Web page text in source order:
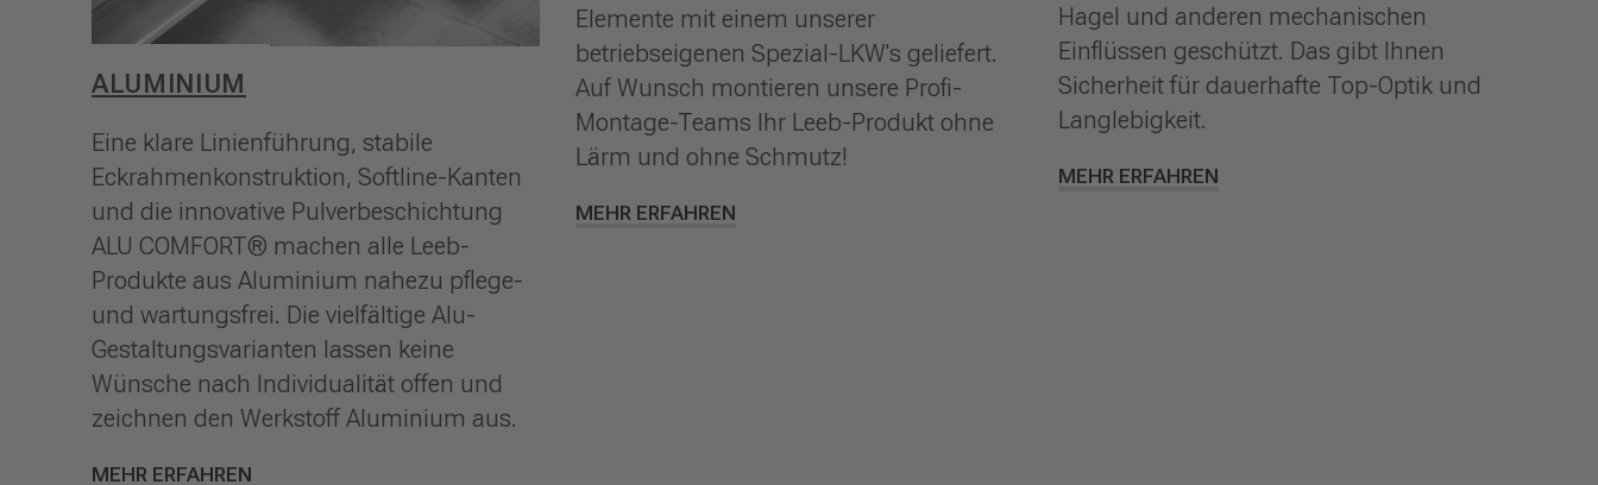
ALUMINIUM
Eine klare Linienführung, stabile
Eckrahmenkonstruktion, Softline-Kanten
und die innovative Pulverbeschichtung
ALU COMFORT® machen alle Leeb-
Produkte aus Aluminium nahezu pflege-
und wartungsfrei. Die vielfältige Alu-
Gestaltungsvarianten lassen keine
Wünsche nach Individualität offen und
zeichnen den Werkstoff Aluminium aus.
MEHR ERFAHREN
Elemente mit einem unserer
betriebseigenen Spezial-LKW's geliefert.
Auf Wunsch montieren unsere Profi-
Montage-Teams Ihr Leeb-Produkt ohne
Lärm und ohne Schmutz!
MEHR ERFAHREN
Hagel und anderen mechanischen
Einflüssen geschützt. Das gibt Ihnen
Sicherheit für dauerhafte Top-Optik und
Langlebigkeit.
MEHR ERFAHREN